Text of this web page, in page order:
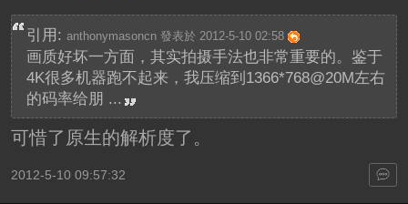
引用: anthonymasoncn 發表於 2012-5-10 02:58
画质好坏一方面，其实拍摄手法也非常重要的。鉴于
4K很多机器跑不起来，我压缩到1366*768@20M左右
的码率给朋 ...
可惜了原生的解析度了。
2012-5-10 09:57:32